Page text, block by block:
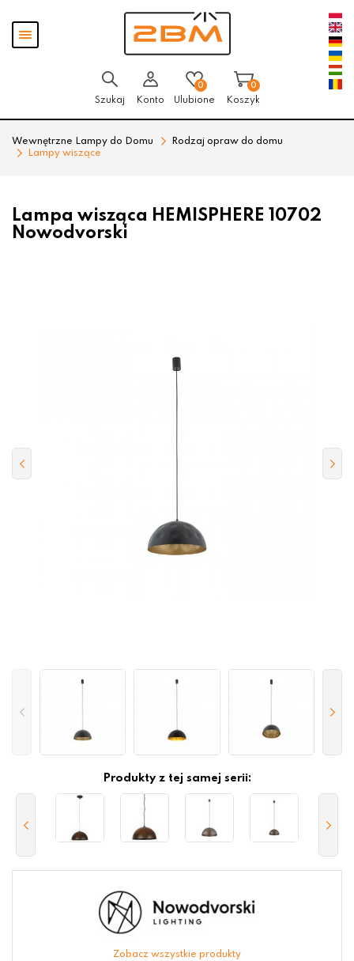
Pokaż
menu
Szukaj Konto
0
Ulubione
0
Koszyk
Wewnętrzne Lampy do Domu
Rodzaj opraw do domu
Lampy wiszące
Lampa wisząca HEMISPHERE 10702
Nowodvorski
Produkty z tej samej serii:
Zobacz wszystkie produkty